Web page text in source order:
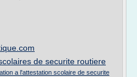
de securite routiere
a l'attestation scolaire de securite